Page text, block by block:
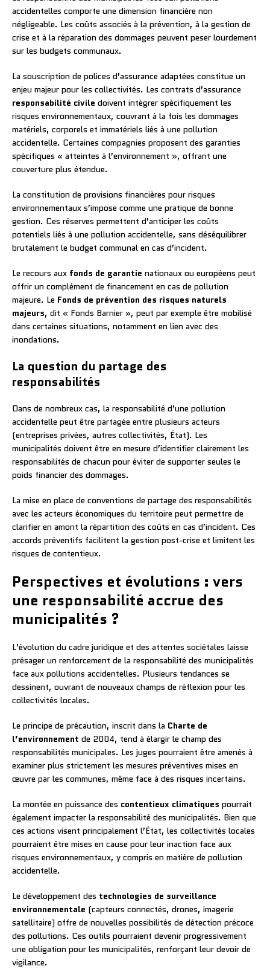
accidentelles comporte une dimension financière non
négligeable. Les coûts associés à la prévention, à la gestion de
crise et à la réparation des dommages peuvent peser lourdement
sur les budgets communaux.
La souscription de polices d’assurance adaptées constitue un
enjeu majeur pour les collectivités. Les contrats d’assurance
responsabilité civile doivent intégrer spécifiquement les
risques environnementaux, couvrant à la fois les dommages
matériels, corporels et immatériels liés à une pollution
accidentelle. Certaines compagnies proposent des garanties
spécifiques « atteintes à l’environnement », offrant une
couverture plus étendue.
La constitution de provisions financières pour risques
environnementaux s’impose comme une pratique de bonne
gestion. Ces réserves permettent d’anticiper les coûts
potentiels liés à une pollution accidentelle, sans déséquilibrer
brutalement le budget communal en cas d’incident.
Le recours aux fonds de garantie nationaux ou européens peut
offrir un complément de financement en cas de pollution
majeure. Le Fonds de prévention des risques naturels
majeurs, dit « Fonds Barnier », peut par exemple être mobilisé
dans certaines situations, notamment en lien avec des
inondations.
La question du partage des
responsabilités
Dans de nombreux cas, la responsabilité d’une pollution
accidentelle peut être partagée entre plusieurs acteurs
(entreprises privées, autres collectivités, État). Les
municipalités doivent être en mesure d’identifier clairement les
responsabilités de chacun pour éviter de supporter seules le
poids financier des dommages.
La mise en place de conventions de partage des responsabilités
avec les acteurs économiques du territoire peut permettre de
clarifier en amont la répartition des coûts en cas d’incident. Ces
accords préventifs facilitent la gestion post-crise et limitent les
risques de contentieux.
Perspectives et évolutions : vers
une responsabilité accrue des
municipalités ?
L’évolution du cadre juridique et des attentes sociétales laisse
présager un renforcement de la responsabilité des municipalités
face aux pollutions accidentelles. Plusieurs tendances se
dessinent, ouvrant de nouveaux champs de réflexion pour les
collectivités locales.
Le principe de précaution, inscrit dans la Charte de
l’environnement de 2004, tend à élargir le champ des
responsabilités municipales. Les juges pourraient être amenés à
examiner plus strictement les mesures préventives mises en
œuvre par les communes, même face à des risques incertains.
La montée en puissance des contentieux climatiques pourrait
également impacter la responsabilité des municipalités. Bien que
ces actions visent principalement l’État, les collectivités locales
pourraient être mises en cause pour leur inaction face aux
risques environnementaux, y compris en matière de pollution
accidentelle.
Le développement des technologies de surveillance
environnementale (capteurs connectés, drones, imagerie
satellitaire) offre de nouvelles possibilités de détection précoce
des pollutions. Ces outils pourraient devenir progressivement
une obligation pour les municipalités, renforçant leur devoir de
vigilance.